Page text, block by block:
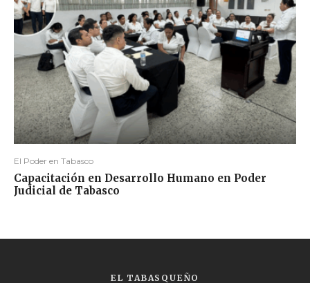
El Poder en Tabasco
Capacitación en Desarrollo Humano en Poder
Judicial de Tabasco
EL TABASQUEÑO